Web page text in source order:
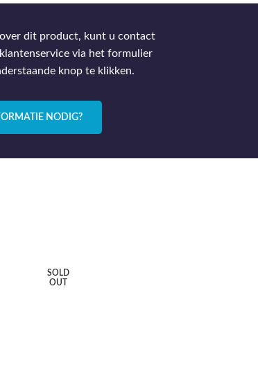
dit product, kunt u contact
via het formulier
knop te klikken.
NODIG?
SOLD
OUT